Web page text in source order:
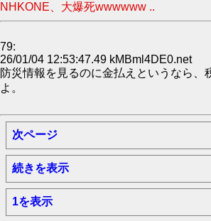
NHKONE、大爆死wwwwww ..
79:
26/01/04 12:53:47.49 kMBml4DE0.net
防災情報を見るのに金払えというなら、
よ。
次ページ
続きを表示
1を表示